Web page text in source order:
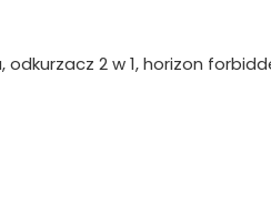
2 w 1, horizon